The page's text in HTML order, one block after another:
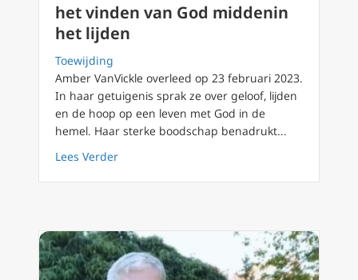
het vinden van God middenin
het lijden
Toewijding
Amber VanVickle overleed op 23 februari 2023.
In haar getuigenis sprak ze over geloof, lijden
en de hoop op een leven met God in de
hemel. Haar sterke boodschap benadrukt...
Lees Verderabout Amber en Dave VanVickle over het